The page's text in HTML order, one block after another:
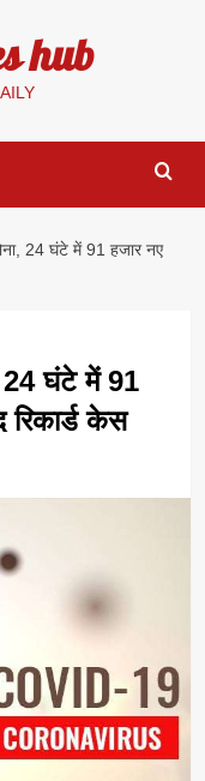
hub
24 घंटे में 91 हजार नए
24 घंटे में 91
रिकार्ड केस